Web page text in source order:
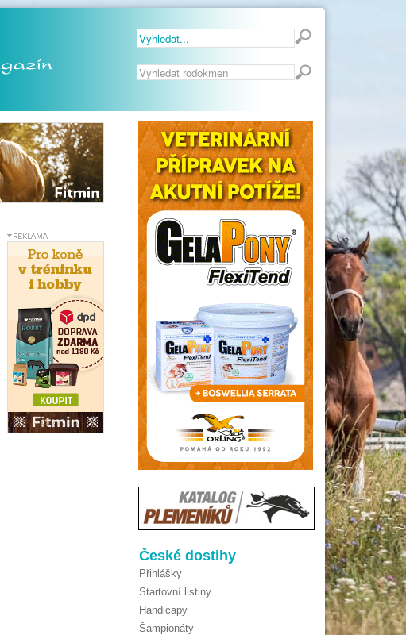
Vyhledávání...
České dostihy
Přihlášky
Startovní listiny
Handicapy
Šampionáty